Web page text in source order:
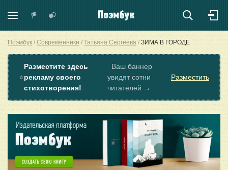
Поэмбук Современники Татьяна Сергеева ЗИМА В ГОРОДЕ
⭐
Разместите здесь
рекламу своего
стихотворения!
Ваш баннер
увидят сотни
читателей →
Разместить